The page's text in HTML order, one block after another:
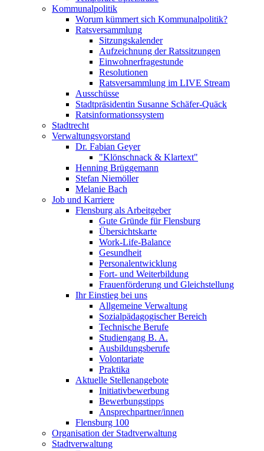
Kommunalpolitik
Worum kümmert sich Kommunalpolitik?
Ratsversammlung
Sitzungskalender
Aufzeichnung der Ratssitzungen
Einwohnerfragestunde
Resolutionen
Ratsversammlung im LIVE Stream
Ausschüsse
Stadtpräsidentin Susanne Schäfer-Quäck
Ratsinformationssystem
Stadtrecht
Verwaltungsvorstand
Dr. Fabian Geyer
"Klönschnack & Klartext"
Henning Brüggemann
Stefan Niemöller
Melanie Bach
Job und Karriere
Flensburg als Arbeitgeber
Gute Gründe für Flensburg
Übersichtskarte
Work-Life-Balance
Gesundheit
Personalentwicklung
Fort- und Weiterbildung
Frauenförderung und Gleichstellung
Ihr Einstieg bei uns
Allgemeine Verwaltung
Sozialpädagogischer Bereich
Technische Berufe
Studiengang B. A.
Ausbildungsberufe
Volontariate
Praktika
Aktuelle Stellenangebote
Initiativbewerbung
Bewerbungstipps
Ansprechpartner/innen
Flensburg 100
Organisation der Stadtverwaltung
Stadtverwaltung